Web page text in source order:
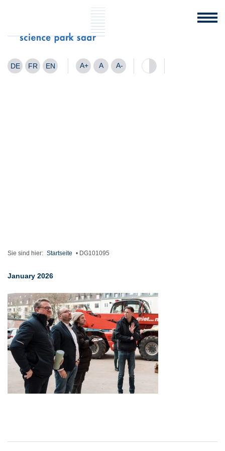
DE FR EN A+ A A-
Sie sind hier: Startseite • DG101095
January 2026